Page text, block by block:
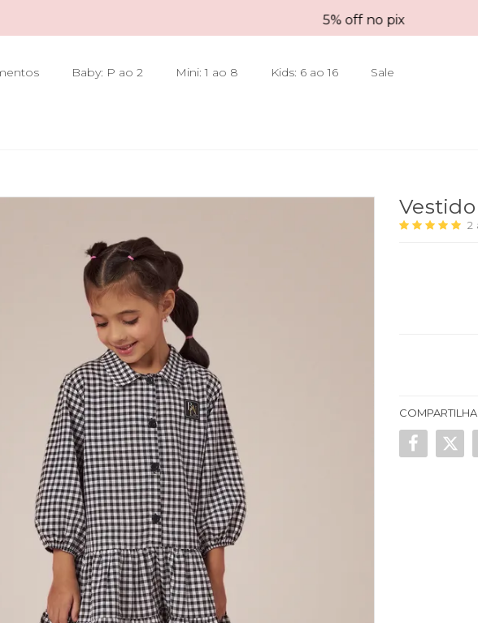
5% off no pix
Baby: P ao 2 Mini: 1 ao 8 Kids: 6 ao 16 Sale
2